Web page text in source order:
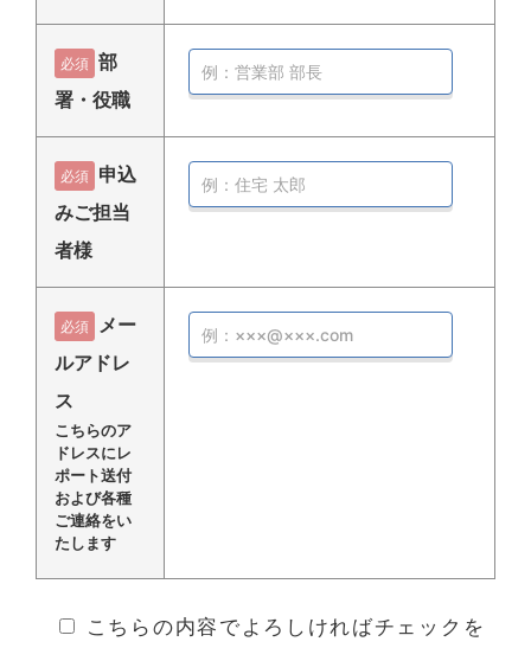
必須 部
署・役職
必須 申込
みご担当
者様
必須
メー
ルアドレ
ス
こちらのア
ドレスにレ
ポート送付
および各種
ご連絡をい
たします
こちらの内容でよろしければチェックを